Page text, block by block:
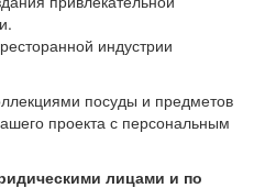
индустрии
посуды и предметов
проекта с персональным
лицами и по